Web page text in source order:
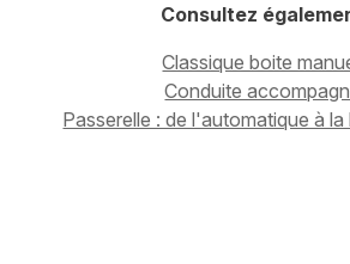
Consultez
Classique boite
Conduite
Passerelle : de l'automatique à